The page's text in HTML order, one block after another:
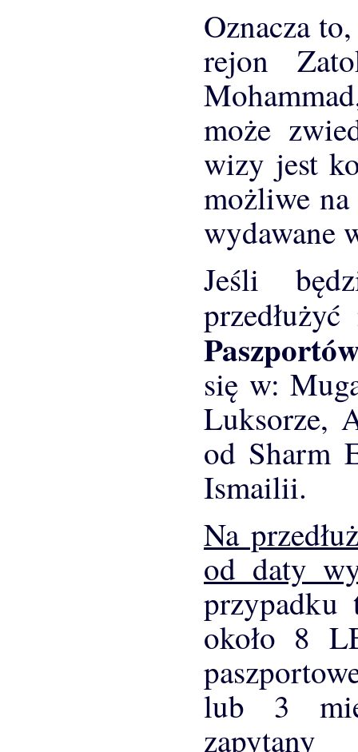
Oznacza
rejon
może
wizy jest
możliwe
wydawane
Jeśli
się w:
Luksorze,
od Sharm
Ismailii.
Na
od daty
przypadku
około 8
lub 3